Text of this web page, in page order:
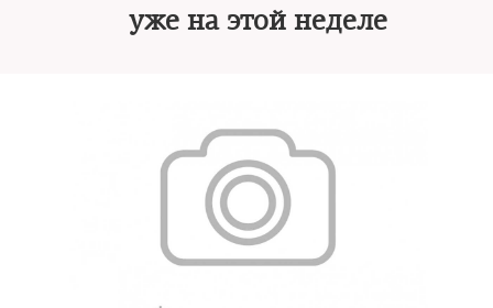
уже на этой неделе